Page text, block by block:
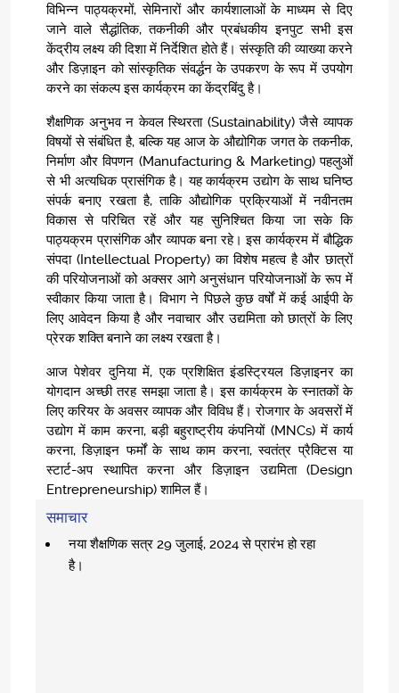
विभिन्न पाठ्यक्रमों, सेमिनारों और कार्यशालाओं के माध्यम से दिए
जाने वाले सैद्धांतिक, तकनीकी और प्रबंधकीय इनपुट सभी इस
केंद्रीय लक्ष्य की दिशा में निर्देशित होते हैं। संस्कृति की व्याख्या करने
और डिज़ाइन को सांस्कृतिक संवर्द्धन के उपकरण के रूप में उपयोग
करने का संकल्प इस कार्यक्रम का केंद्रबिंदु है।
शैक्षणिक अनुभव न केवल स्थिरता (Sustainability) जैसे व्यापक
विषयों से संबंधित है, बल्कि यह आज के औद्योगिक जगत के तकनीक,
निर्माण और विपणन (Manufacturing & Marketing) पहलुओं
से भी अत्यधिक प्रासंगिक है। यह कार्यक्रम उद्योग के साथ घनिष्ठ
संपर्क बनाए रखता है, ताकि औद्योगिक प्रक्रियाओं में नवीनतम
विकास से परिचित रहें और यह सुनिश्चित किया जा सके कि
पाठ्यक्रम प्रासंगिक और व्यापक बना रहे। इस कार्यक्रम में बौद्धिक
संपदा (Intellectual Property) का विशेष महत्व है और छात्रों
की परियोजनाओं को अक्सर आगे अनुसंधान परियोजनाओं के रूप में
स्वीकार किया जाता है। विभाग ने पिछले कुछ वर्षों में कई आईपी के
लिए आवेदन किया है और नवाचार और उद्यमिता को छात्रों के लिए
प्रेरक शक्ति बनाने का लक्ष्य रखता है।
आज पेशेवर दुनिया में, एक प्रशिक्षित इंडस्ट्रियल डिज़ाइनर का
योगदान अच्छी तरह समझा जाता है। इस कार्यक्रम के स्नातकों के
लिए करियर के अवसर व्यापक और विविध हैं। रोजगार के अवसरों में
उद्योग में काम करना, बड़ी बहुराष्ट्रीय कंपनियों (MNCs) में कार्य
करना, डिज़ाइन फर्मों के साथ काम करना, स्वतंत्र प्रैक्टिस या
स्टार्ट-अप स्थापित करना और डिज़ाइन उद्यमिता (Design
Entrepreneurship) शामिल हैं।
समाचार
नया शैक्षणिक सत्र 29 जुलाई, 2024 से प्रारंभ हो रहा
है।